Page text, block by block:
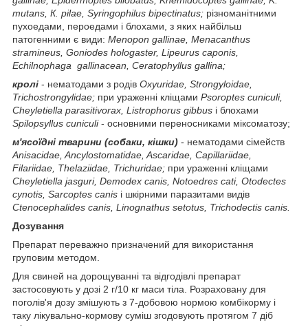
mutans, К. pilae, Syringophilus bipectinatus; різноманітними
пухоедами, пероедами і блохами, з яких найбільш
патогенними є види: Menopon gallinae, Menacanthus
stramineus, Goniodes hologaster, Lipeurus caponis,
Echilnophaga gallinacean, Ceratophyllus gallina;
кролі - нематодами з родів Oxyuridae, Strongyloidae,
Trichostrongylidae; при ураженні кліщами Psoroptes cuniculi,
Cheyletiella parasitivorax, Listrophorus gibbus і блохами
Spilopsyllus cuniculi - основними переносниками міксоматозу;
м'ясоїдні тварини (собаки, кішки) - нематодами сімейств
Anisacidae,Ancylostomatidae,Ascaridae, Capillariidae,
Filariidae, Thelaziidae, Trichuridae; при ураженні кліщами
Cheyletiella jasguri, Demodex canis, Notoedres cati, Otodectes
cynotis, Sarcoptes canis і шкірними паразитами видів
Ctenocephalides canis, Linognathus setotus, Trichodectis canis.
Дозування
Препарат переважно призначений для використання
груповим методом.
Для свиней на дорощуванні та відгодівлі препарат
застосовують у дозі 2 г/10 кг маси тіла. Розраховану для
поголів'я дозу змішують з 7-добовою нормою комбікорму і
таку лікувально-кормову суміш згодовують протягом 7 діб